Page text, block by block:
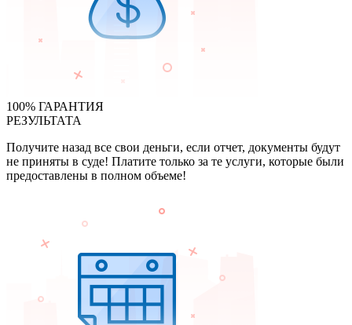
100% ГАРАНТИЯ
РЕЗУЛЬТАТА
Получите назад все свои деньги, если отчет, документы будут
не приняты в суде! Платите только за те услуги, которые были
предоставлены в полном объеме!